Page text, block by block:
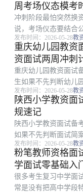
周考场仪态模考
冲刺阶段最怕突然换
说，考场仪态要结合
口号，只讲零基础考
这篇适合哪类考生：
考生应先抓高频，再
发布时间：2026-05-28教
重庆幼儿园教资
资面试两周冲刺
重庆幼儿园教资面试
生如果不先判断幼儿
无法体现在分数或表
先确定高频环节，再
先抓什么：幼儿园...
发布时间：2026-05-28教
陕西小学教资面
规速记
陕西小学教资面试备
如果不先判断面试简
在分数或表现上。围
节，再安排背诵、刷
简案 围绕陕西小...
发布时间：2026-05-28教
粉笔教师资格面
学面试零基础入
很多考生复习中学面
常是没有把高中学段